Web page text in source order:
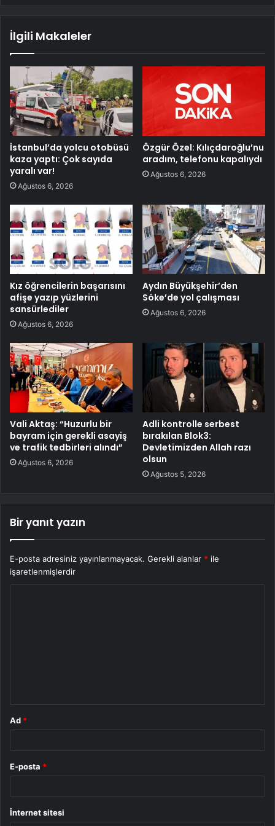
İlgili Makaleler
İstanbul’da yolcu otobüsü
kaza yaptı: Çok sayıda
yaralı var!
Ağustos 6, 2026
Özgür Özel: Kılıçdaroğlu’nu
aradım, telefonu kapalıydı
Ağustos 6, 2026
Kız öğrencilerin başarısını
afişe yazıp yüzlerini
sansürlediler
Ağustos 6, 2026
Aydın Büyükşehir’den
Söke’de yol çalışması
Ağustos 6, 2026
Vali Aktaş: “Huzurlu bir
bayram için gerekli asayiş
ve trafik tedbirleri alındı”
Ağustos 6, 2026
Adli kontrolle serbest
bırakılan Blok3:
Devletimizden Allah razı
olsun
Ağustos 5, 2026
Bir yanıt yazın
E-posta adresiniz yayınlanmayacak. Gerekli alanlar * ile
işaretlenmişlerdir
Ad *
E-posta *
İnternet sitesi